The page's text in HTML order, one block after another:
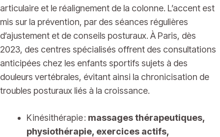
articulaire et le réalignement de la colonne. L’accent est
mis sur la prévention, par des séances régulières
d’ajustement et de conseils posturaux. À Paris, dès
2023, des centres spécialisés offrent des consultations
anticipées chez les enfants sportifs sujets à des
douleurs vertébrales, évitant ainsi la chronicisation de
troubles posturaux liés à la croissance.
Kinésithérapie : massages thérapeutiques,
physiothérapie, exercices actifs,